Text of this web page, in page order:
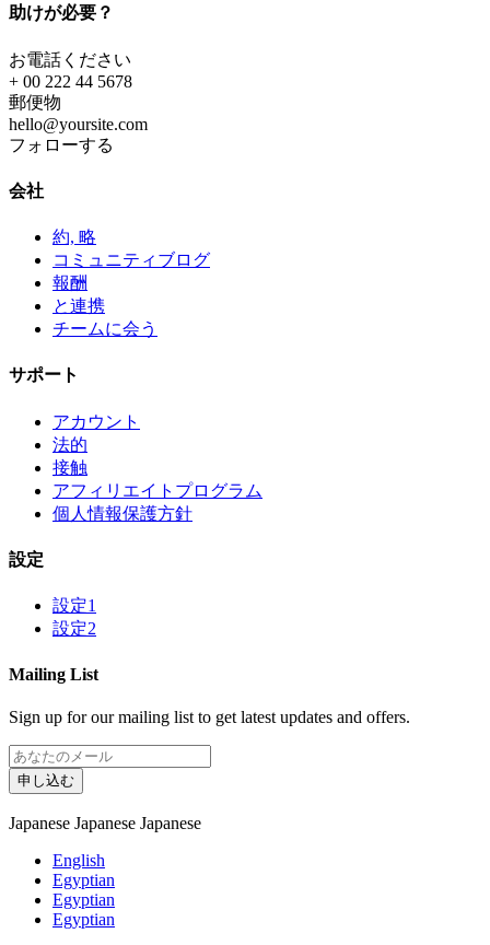
助けが必要？
お電話ください
+ 00 222 44 5678
郵便物
hello@yoursite.com
フォローする
会社
約, 略
コミュニティブログ
報酬
と連携
チームに会う
サポート
アカウント
法的
接触
アフィリエイトプログラム
個人情報保護方針
設定
設定1
設定2
Mailing List
Sign up for our mailing list to get latest updates and offers.
申し込む
Japanese Japanese Japanese
English
Egyptian
Egyptian
Egyptian